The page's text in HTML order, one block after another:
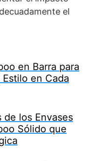
el
en Barra para
en Cada
de los Envases
Sólido que